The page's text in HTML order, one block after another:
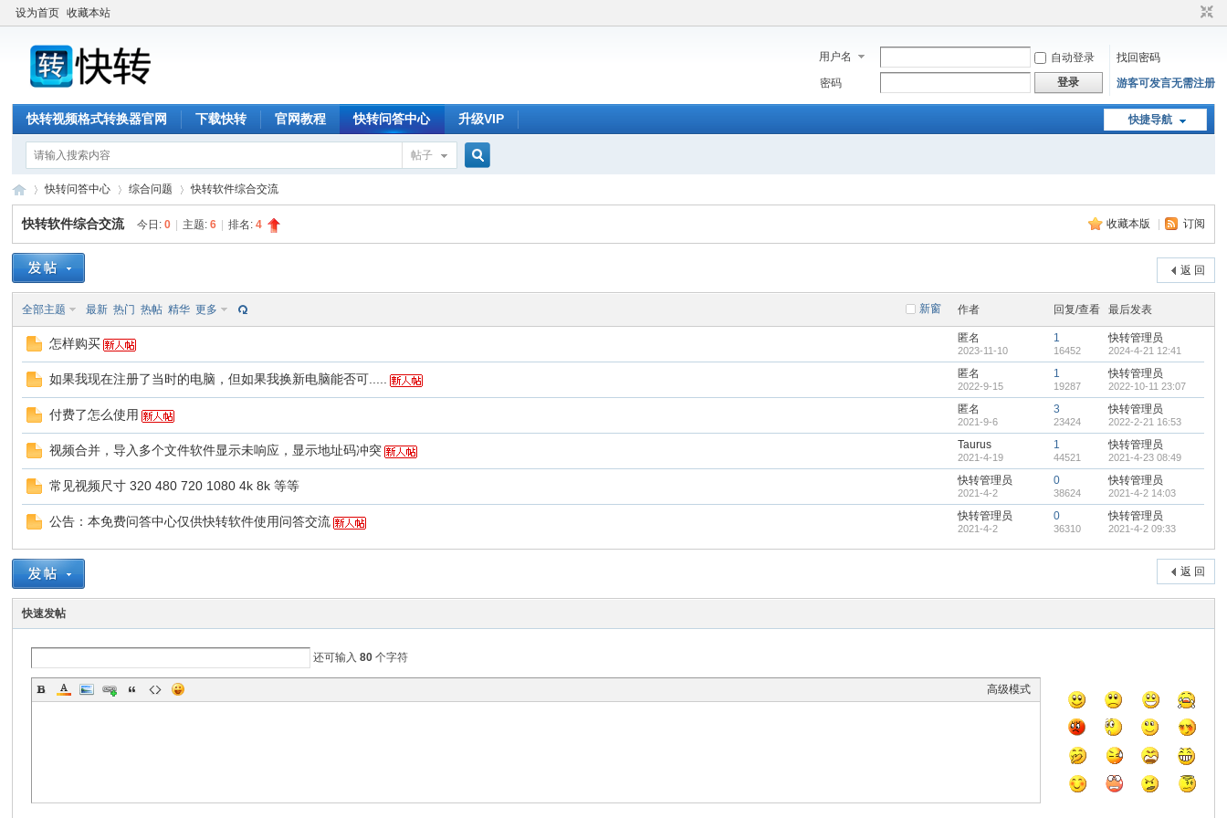
设为首页 收藏本站
用户名 自动登录
找回密码
密码
登录 游客可发言无需注册
快捷导航
快转视频格式转换器官网 下载快转 官网教程 快转问答中心 升级VIP
帖子
用
»
快转问答中心 综合问题 快转软件综合交流
收藏本版 订阅
快转软件综合交流 今日:0 主题:6 排名:4
返 回
新窗
全部主题 最新 热门 热帖 精华 更多 作者 回复/查看 最后发表
怎样购买 匿名
2023-11-10
1
16452
快转管理员
2024-4-21 12:41
如果我现在注册了当时的电脑，但如果我换新电脑能否可..... 匿名
2022-9-15
1
19287
快转管理员
2022-10-11 23:07
付费了怎么使用 匿名
2021-9-6
3
23424
快转管理员
2022-2-21 16:53
视频合并，导入多个文件软件显示未响应，显示地址码冲突 Taurus
2021-4-19
1
44521
快转管理员
2021-4-23 08:49
常见视频尺寸 320 480 720 1080 4k 8k 等等 快转管理员
2021-4-2
0
38624
快转管理员
2021-4-2 14:03
公告：本免费问答中心仅供快转软件使用问答交流 快转管理员
2021-4-2
0
36310
快转管理员
2021-4-2 09:33
返 回
快速发帖
还可输入80 个字符
高级模式